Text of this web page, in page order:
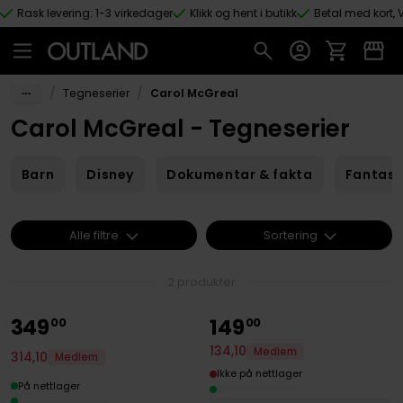
Hopp til hovedinnhold
Rask levering: 1-3 virkedager Klikk og hent i butikk Betal med kort,
Tegneserier Carol McGreal
Carol McGreal - Tegneserier
Barn Disney Dokumentar & fakta Fantasy
34900
314,10
Medlem
På nettlager
14900
134,10
Medlem
Ikke på nettlager
Alle filtre Sortering